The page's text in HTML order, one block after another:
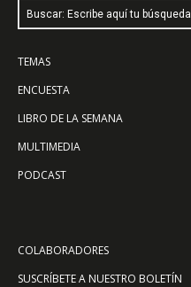
Buscar: Escribe aquí tu búsqueda
TEMAS
ENCUESTA
LIBRO DE LA SEMANA
MULTIMEDIA
PODCAST
COLABORADORES
SUSCRÍBETE A NUESTRO BOLETÍN